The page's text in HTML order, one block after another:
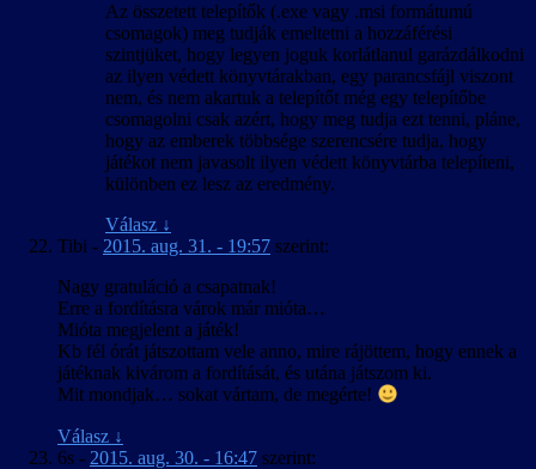
Az összetett telepítők (.exe vagy .msi formátumú
csomagok) meg tudják emeltetni a hozzáférési
szintjüket, hogy legyen joguk korlátlanul garázdálkodni
az ilyen védett könyvtárakban, egy parancsfájl viszont
nem, és nem akartuk a telepítőt még egy telepítőbe
csomagolni csak azért, hogy meg tudja ezt tenni, pláne,
hogy az emberek többsége szerencsére tudja, hogy
játékot nem javasolt ilyen védett könyvtárba telepíteni,
különben ez lesz az eredmény.
Válasz ↓
Tibi - 2015. aug. 31. - 19:57 szerint:
Nagy gratuláció a csapatnak!
Erre a fordításra várok már mióta…
Mióta megjelent a játék!
Kb fél órát játszottam vele anno, mire rájöttem, hogy ennek a
játéknak kivárom a fordítását, és utána játszom ki.
Mit mondjak… sokat vártam, de megérte!
Válasz ↓
6s - 2015. aug. 30. - 16:47 szerint: